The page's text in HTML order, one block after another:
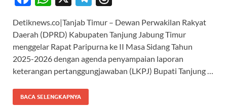
e
b
o
o
k
at
s
A
p
p
e
gr
a
m
e
a
ds
Detiknews.co|Tanjab Timur – Dewan Perwakilan Rakyat
Daerah (DPRD) Kabupaten Tanjung Jabung Timur
menggelar Rapat Paripurna ke II Masa Sidang Tahun
2025-2026 dengan agenda penyampaian laporan
keterangan pertanggungjawaban (LKPJ) Bupati Tanjung …
BACA SELENGKAPNYA